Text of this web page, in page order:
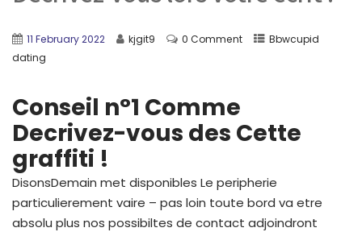
11 February 2022 kjgit9 0 Comment
Bbwcupid
dating
Conseil n°1 Comme
Decrivez-vous des Cette
graffiti !
DisonsDemain met disponibles Le peripherie
particulierement vaire – pas loin toute bord va etre
absolu plus nos possibiltes de contact adjoindront